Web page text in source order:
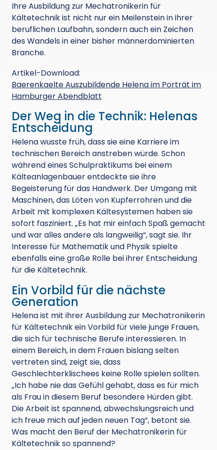
Ihre Ausbildung zur Mechatronikerin für
Kältetechnik ist nicht nur ein Meilenstein in ihrer
beruflichen Laufbahn, sondern auch ein Zeichen
des Wandels in einer bisher männerdominierten
Branche.
Artikel-Download:
Baerenkaelte Auszubildende Helena im Porträt im
Hamburger Abendblatt
Der Weg in die Technik: Helenas
Entscheidung
Helena wusste früh, dass sie eine Karriere im
technischen Bereich anstreben würde. Schon
während eines Schulpraktikums bei einem
Kälteanlagenbauer entdeckte sie ihre
Begeisterung für das Handwerk. Der Umgang mit
Maschinen, das Löten von Kupferrohren und die
Arbeit mit komplexen Kältesystemen haben sie
sofort fasziniert. „Es hat mir einfach Spaß gemacht
und war alles andere als langweilig“, sagt sie. Ihr
Interesse für Mathematik und Physik spielte
ebenfalls eine große Rolle bei ihrer Entscheidung
für die Kältetechnik.
Ein Vorbild für die nächste
Generation
Helena ist mit ihrer Ausbildung zur Mechatronikerin
für Kältetechnik ein Vorbild für viele junge Frauen,
die sich für technische Berufe interessieren. In
einem Bereich, in dem Frauen bislang selten
vertreten sind, zeigt sie, dass
Geschlechterklischees keine Rolle spielen sollten.
„Ich habe nie das Gefühl gehabt, dass es für mich
als Frau in diesem Beruf besondere Hürden gibt.
Die Arbeit ist spannend, abwechslungsreich und
ich freue mich auf jeden neuen Tag“, betont sie.
Was macht den Beruf der Mechatronikerin für
Kältetechnik so spannend?